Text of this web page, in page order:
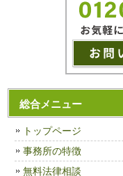
総合メニュー
トップページ
事務所の特徴
無料法律相談